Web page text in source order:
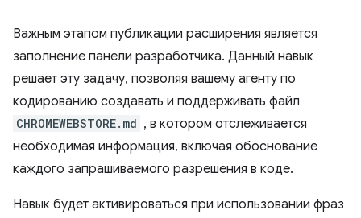
Важным этапом публикации расширения является
заполнение панели разработчика. Данный навык
решает эту задачу, позволяя вашему агенту по
кодированию создавать и поддерживать файл
CHROMEWEBSTORE.md , в котором отслеживается
необходимая информация, включая обоснование
каждого запрашиваемого разрешения в коде.
Навык будет активироваться при использовании фраз